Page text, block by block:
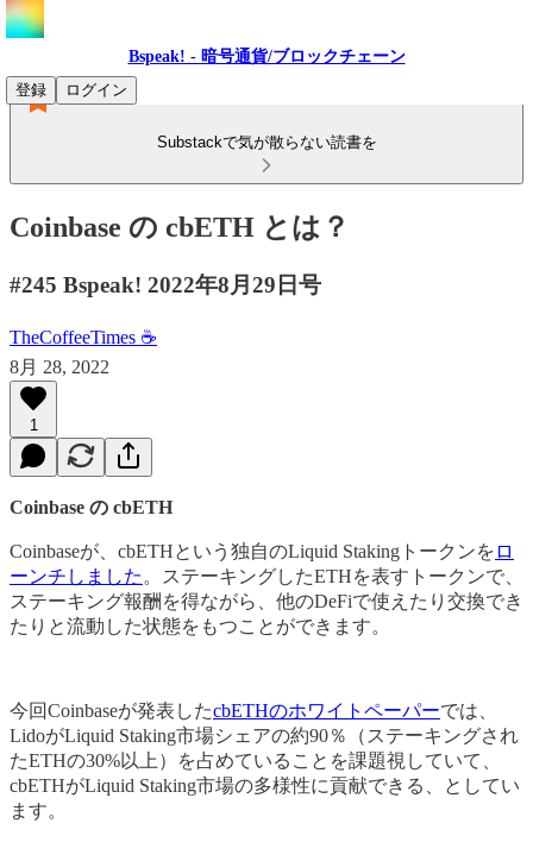
Bspeak! - 暗号通貨/ブロックチェーン
登録
ログイン
Substackで気が散らない読書を
Coinbase の cbETH とは？
#245 Bspeak! 2022年8月29日号
TheCoffeeTimes ☕
8月 28, 2022
1
Coinbase の cbETH
Coinbaseが、cbETHという独自のLiquid Stakingトークンを ロ
ーンチしました 。ステーキングしたETHを表すトークンで、
ステーキング報酬を得ながら、他のDeFiで使えたり交換でき
たりと流動した状態をもつことができます。
今回Coinbaseが発表したcbETHのホワイトペーパーでは、
LidoがLiquid Staking市場シェアの約90％（ステーキングされ
たETHの30%以上）を占めていることを課題視していて、
cbETHがLiquid Staking市場の多様性に貢献できる、としてい
ます。